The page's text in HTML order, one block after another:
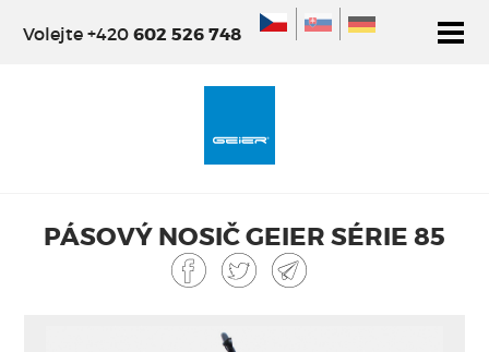
PÁSOVÝ NOSIČ GEIER SÉRIE 85
Volejte +420602 526 748